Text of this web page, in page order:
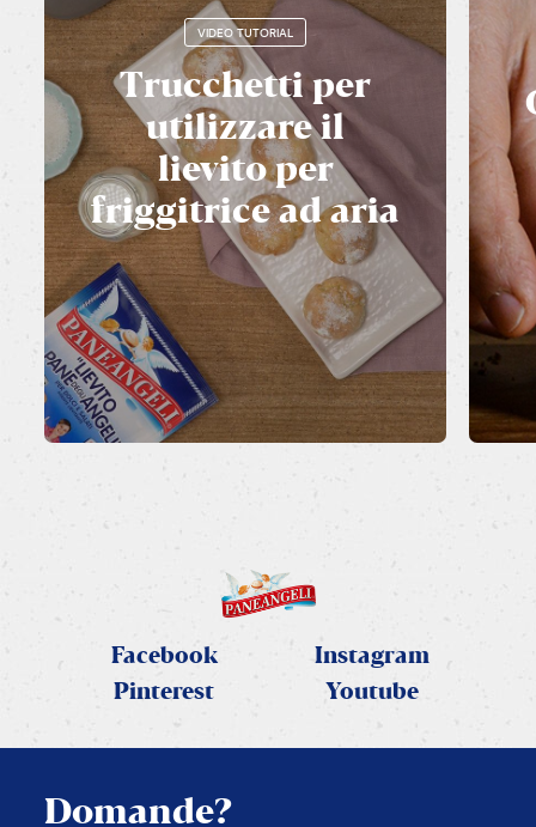
VIDEO TUTORIAL
Trucchetti per
utilizzare il
lievito per
friggitrice ad aria
Facebook
Instagram
Pinterest
Youtube
Domande?